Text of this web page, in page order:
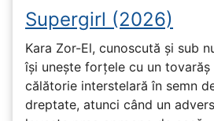
Supergirl (2026)
Kara Zor-El, cunoscută și sub
își unește forțele cu un
călătorie interstelară în semn
dreptate, atunci când un